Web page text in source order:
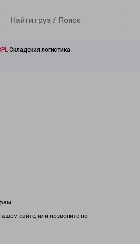
Складская логистика
сайте, или позвоните по